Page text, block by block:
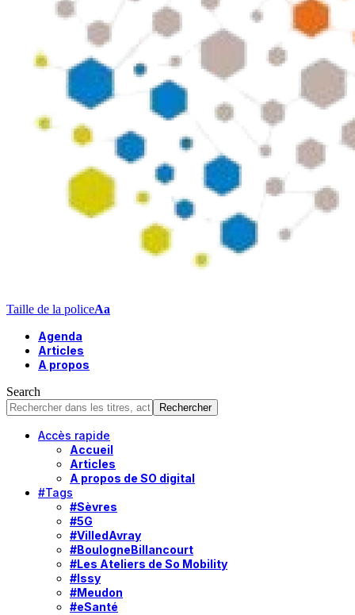
Taille de la policeAa
Agenda
Articles
A propos
Search
Accès rapide
Accueil
Articles
A propos de SO digital
#Tags
#Sèvres
#5G
#VilledAvray
#BoulogneBillancourt
#Les Ateliers de So Mobility
#Issy
#Meudon
#eSanté